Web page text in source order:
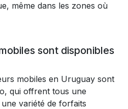
même dans les zones où
sont disponibles
mobiles en Uruguay sont
qui offrent tous une
variété de forfaits